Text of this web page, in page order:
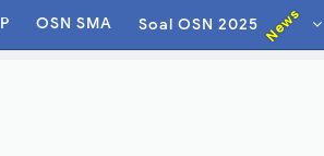
OSN SMA Soal OSN 2025 News